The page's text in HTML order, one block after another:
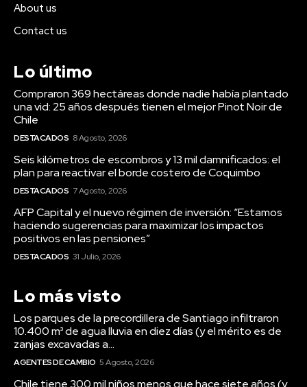
About us
Contact us
Lo último
Compraron 369 hectáreas donde nadie había plantado
una vid: 25 años después tienen el mejor Pinot Noir de
Chile
DESTACADOS 8 Agosto, 2026
Seis kilómetros de escombros y 13 mil damnificados: el
plan para reactivar el borde costero de Coquimbo
DESTACADOS 7 Agosto, 2026
AFP Capital y el nuevo régimen de inversión: “Estamos
haciendo sugerencias para maximizar los impactos
positivos en las pensiones”
DESTACADOS 31 Julio, 2026
Lo más visto
Los parques de la precordillera de Santiago infiltraron
10.400 m³ de agua lluvia en diez días (y el mérito es de
zanjas excavadas a...
AGENTES DE CAMBIO 5 Agosto, 2026